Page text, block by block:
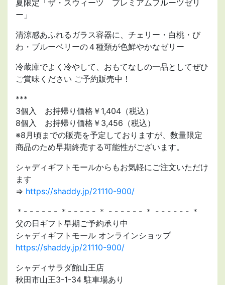
夏限定「ザ・スウィーツ プレミアムフルーツゼリ
ー」
清涼感あふれるガラス容器に、チェリー・白桃・び
わ・ブルーベリーの４種類が色鮮やかなゼリー
冷蔵庫でよく冷やして、おもてなしの一品としてぜひ
ご賞味ください ご予約販売中！
***
3個入 お持帰り価格￥1,404（税込）
8個入 お持帰り価格￥3,456（税込）
※8月頃までの販売を予定しておりますが、数量限定
商品のため早期終売する可能性がございます。
シャディギフトモールからもお気軽にご注文いただけ
ます
⇒ https://shaddy.jp/21110-900/
＊- - - - - - ＊- - - - - ＊ - - - - - - ＊ - - - - - - ＊
父の日ギフト早期ご予約承り中
シャディギフトモール オンラインショップ
https://shaddy.jp/21110-900/
シャディサラダ館山王店
秋田市山王3-1-34 駐車場あり